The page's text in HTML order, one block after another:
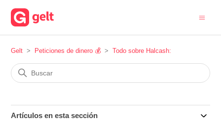
Gelt Peticiones de dinero 💰 Todo sobre Halcash:
Artículos en esta sección